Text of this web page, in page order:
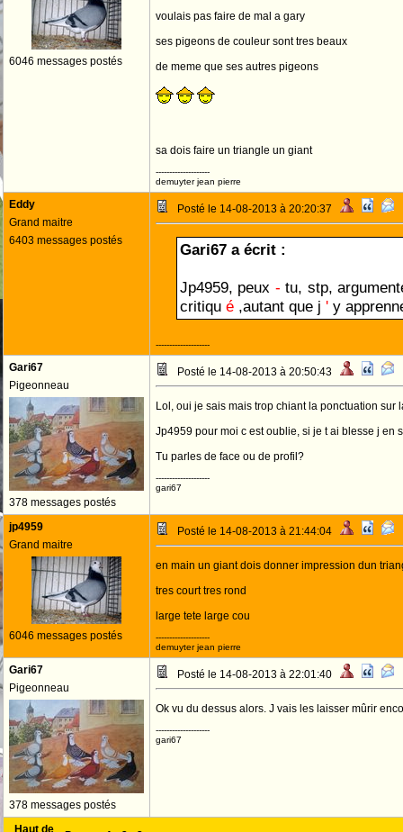
6046 messages postés
voulais pas faire de mal a gary
ses pigeons de couleur sont tres beaux
de meme que ses autres pigeons
sa dois faire un triangle un giant
--------------------
demuyter jean pierre
Eddy
Grand maitre
6403 messages postés
Posté le 14-08-2013 à 20:20:37
Gari67 a écrit :
Jp4959, peux -tu, stp,
critiqu é ,autant que j ' y
--------------------
Gari67
Pigeonneau
378 messages postés
Posté le 14-08-2013 à 20:50:43
Lol, oui je sais mais trop chiant la ponctuation sur
Jp4959 pour moi c est oublie, si je t ai blesse j en
Tu parles de face ou de profil?
--------------------
gari67
jp4959
Grand maitre
6046 messages postés
Posté le 14-08-2013 à 21:44:04
en main un giant dois donner impression dun
tres court tres rond
large tete large cou
--------------------
demuyter jean pierre
Gari67
Pigeonneau
378 messages postés
Posté le 14-08-2013 à 22:01:40
Ok vu du dessus alors. J vais les laisser mûrir
--------------------
gari67
Haut de